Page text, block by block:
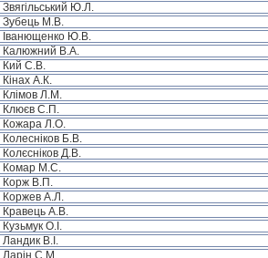
Звягільський Ю.Л.
Зубець М.В.
Іванющенко Ю.В.
Калюжний В.А.
Кий С.В.
Кінах А.К.
Клімов Л.М.
Клюєв С.П.
Кожара Л.О.
Колесніков Б.В.
Колєсніков Д.В.
Комар М.С.
Корж В.П.
Коржев А.Л.
Кравець А.В.
Кузьмук О.І.
Ландик В.І.
Ларін С.М.